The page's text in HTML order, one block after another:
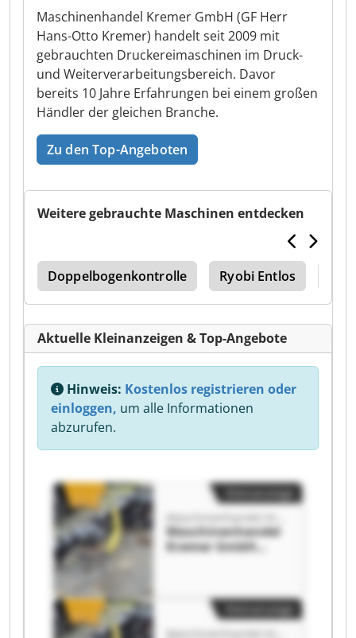
Maschinenhandel Kremer GmbH (GF Herr
Hans-Otto Kremer) handelt seit 2009 mit
gebrauchten Druckereimaschinen im Druck-
und Weiterverarbeitungsbereich. Davor
bereits 10 Jahre Erfahrungen bei einem großen
Händler der gleichen Branche.
Zu den Top-Angeboten
Weitere gebrauchte Maschinen entdecken
Doppelbogenkontrolle Ryobi Entlos
Aktuelle Kleinanzeigen & Top-Angebote
Hinweis: Kostenlos registrieren oder
einloggen, um alle Informationen
abzurufen.
Maschinenhandel
Kremer GmbH
Kleinanzeige